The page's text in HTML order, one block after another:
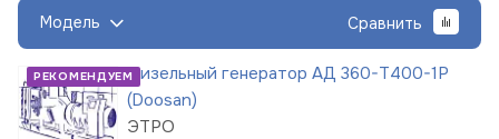
Модель Сравнить
РЕКОМЕНДУЕМДизельный генератор АД 360-Т400-1Р
(Doosan)
ЭТРО